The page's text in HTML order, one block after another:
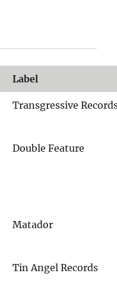
Label
Transgressive
Double Feature
Matador
Tin Angel Records